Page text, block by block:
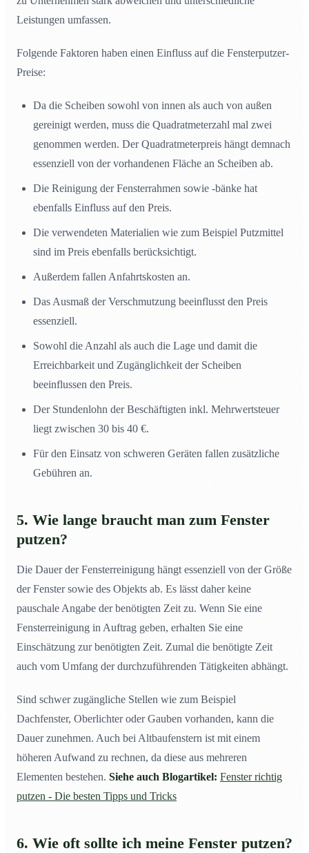
Leistungen umfassen.
Folgende Faktoren haben einen Einfluss auf die Fensterputzer-
Preise:
Da die Scheiben sowohl von innen als auch von außen
gereinigt werden, muss die Quadratmeterzahl mal zwei
genommen werden. Der Quadratmeterpreis hängt demnach
essenziell von der vorhandenen Fläche an Scheiben ab.
Die Reinigung der Fensterrahmen sowie -bänke hat
ebenfalls Einfluss auf den Preis.
Die verwendeten Materialien wie zum Beispiel Putzmittel
sind im Preis ebenfalls berücksichtigt.
Außerdem fallen Anfahrtskosten an.
Das Ausmaß der Verschmutzung beeinflusst den Preis
essenziell.
Sowohl die Anzahl als auch die Lage und damit die
Erreichbarkeit und Zugänglichkeit der Scheiben
beeinflussen den Preis.
Der Stundenlohn der Beschäftigten inkl. Mehrwertsteuer
liegt zwischen 30 bis 40 €.
Für den Einsatz von schweren Geräten fallen zusätzliche
Gebühren an.
5. Wie lange braucht man zum Fenster
putzen?
Die Dauer der Fensterreinigung hängt essenziell von der Größe
der Fenster sowie des Objekts ab. Es lässt daher keine
pauschale Angabe der benötigten Zeit zu. Wenn Sie eine
Fensterreinigung in Auftrag geben, erhalten Sie eine
Einschätzung zur benötigten Zeit. Zumal die benötigte Zeit
auch vom Umfang der durchzuführenden Tätigkeiten abhängt.
Sind schwer zugängliche Stellen wie zum Beispiel
Dachfenster, Oberlichter oder Gauben vorhanden, kann die
Dauer zunehmen. Auch bei Altbaufenstern ist mit einem
höheren Aufwand zu rechnen, da diese aus mehreren
Elementen bestehen. Siehe auch Blogartikel: Fenster richtig
putzen - Die besten Tipps und Tricks
6. Wie oft sollte ich meine Fenster putzen?